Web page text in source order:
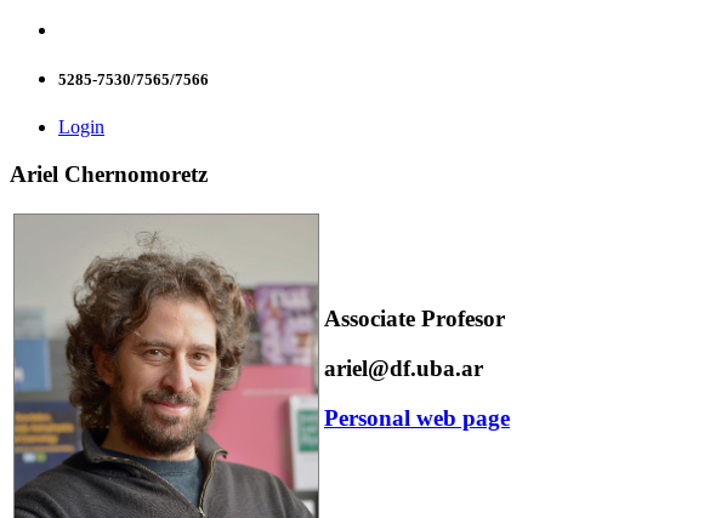
5285-7530/7565/7566
Login
Ariel Chernomoretz
Associate Profesor
ariel@df.uba.ar
Personal web page